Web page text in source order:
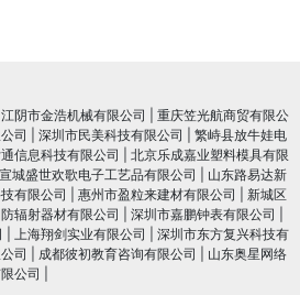
江阴市金浩机械有限公司
重庆笠光航商贸有限公
司 深圳市民美科技有限公司
繁峙县放牛娃电
信息科技有限公司
北京乐成嘉业塑料模具有限
宣城盛世欢歌电子工艺品有限公司
山东路易达新
有限公司 惠州市盈粒来建材有限公司
新城区
辐射器材有限公司 深圳市嘉鹏钟表有限公司
上海翔剑实业有限公司
深圳市东方复兴科技有
司 成都彼初教育咨询有限公司
山东奥星网络
公司